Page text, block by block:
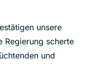
unsere
Regierung scherte
und